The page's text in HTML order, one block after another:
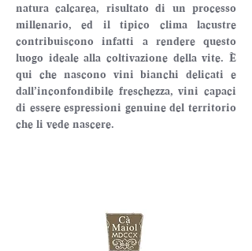
natura calcarea, risultato di un processo
millenario, ed il tipico clima lacustre
contribuiscono infatti a rendere questo
luogo ideale alla coltivazione della vite. È
qui che nascono vini bianchi delicati e
dall’inconfondibile freschezza, vini capaci
di essere espressioni genuine del territorio
che li vede nascere.